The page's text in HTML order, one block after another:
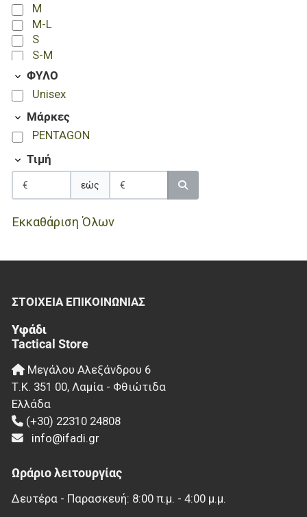
M
M-L
S
S-M
XL
XS
XS-S
ΦΥΛΟ
Unisex
Μάρκες
PENTAGON
Τιμή
εώς
Εκκαθάριση Όλων
ΣΤΟΙΧΕΊΑ EΠΙΚΟΙΝΩΝΊΑΣ
Υφάδι
Tactical Store
Μεγάλου Αλεξάνδρου 6
Τ.Κ. 351 00, Λαμία - Φθιώτιδα
Ελλάδα
(+30) 22310 24808
info@ifadi.gr
Ωράριο λειτουργίας
Δευτέρα - Παρασκευή: 8:00 π.μ. - 4:00 μ.μ.